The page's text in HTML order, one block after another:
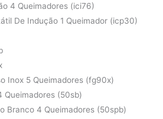
4 Queimadores (ici76)
De Indução 1 Queimador (icp30)
Inox 5 Queimadores (fg90x)
Queimadores (50sb)
Branco 4 Queimadores (50spb)